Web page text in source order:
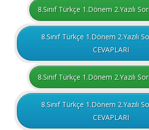
8.Sınıf Türkçe 1.Dönem 2.Yazılı
8.Sınıf Türkçe 1.Dönem 2.Yazılı
CEVAPLARI
8.Sınıf Türkçe 1.Dönem 2.Yazılı
8.Sınıf Türkçe 1.Dönem 2.Yazılı
CEVAPLARI